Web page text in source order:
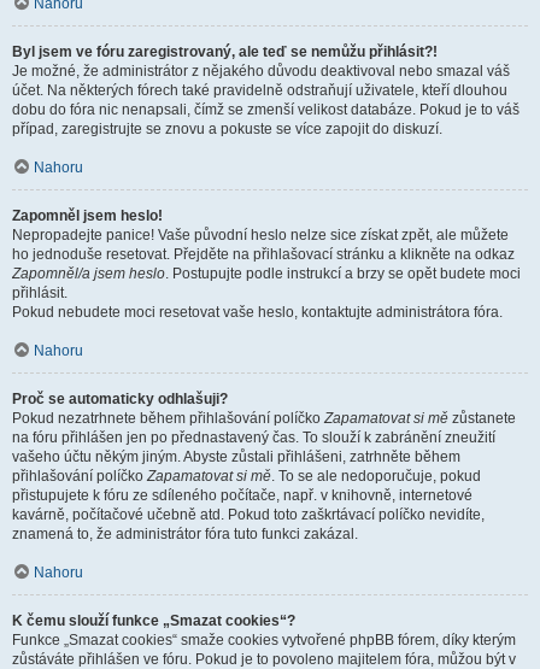
Nahoru
Byl jsem ve fóru zaregistrovaný, ale teď se nemůžu přihlásit?!
Je možné, že administrátor z nějakého důvodu deaktivoval nebo smazal váš
účet. Na některých fórech také pravidelně odstraňují uživatele, kteří dlouhou
dobu do fóra nic nenapsali, čímž se zmenší velikost databáze. Pokud je to váš
případ, zaregistrujte se znovu a pokuste se více zapojit do diskuzí.
Nahoru
Zapomněl jsem heslo!
Nepropadejte panice! Vaše původní heslo nelze sice získat zpět, ale můžete
ho jednoduše resetovat. Přejděte na přihlašovací stránku a klikněte na odkaz
Zapomněl/a jsem heslo. Postupujte podle instrukcí a brzy se opět budete moci
přihlásit.
Pokud nebudete moci resetovat vaše heslo, kontaktujte administrátora fóra.
Nahoru
Proč se automaticky odhlašuji?
Pokud nezatrhnete během přihlašování políčkoZapamatovat si mě zůstanete
na fóru přihlášen jen po přednastavený čas. To slouží k zabránění zneužití
vašeho účtu někým jiným. Abyste zůstali přihlášeni, zatrhněte během
přihlašování políčkoZapamatovat si mě. To se ale nedoporučuje, pokud
přistupujete k fóru ze sdíleného počítače, např. v knihovně, internetové
kavárně, počítačové učebně atd. Pokud toto zaškrtávací políčko nevidíte,
znamená to, že administrátor fóra tuto funkci zakázal.
Nahoru
K čemu slouží funkce „Smazat cookies“?
Funkce „Smazat cookies“ smaže cookies vytvořené phpBB fórem, díky kterým
zůstáváte přihlášen ve fóru. Pokud je to povoleno majitelem fóra, můžou být v